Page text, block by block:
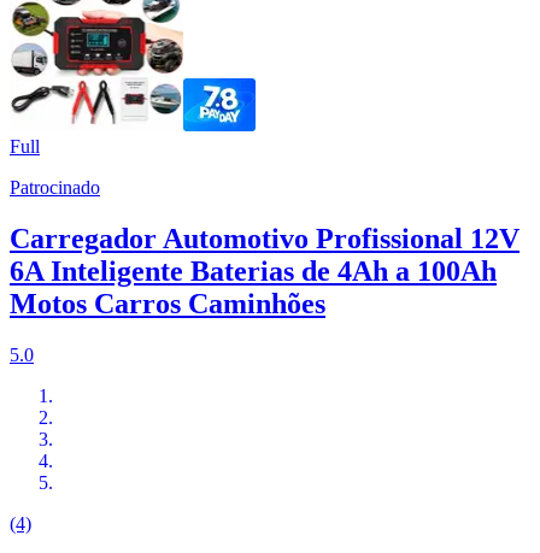
Full
Patrocinado
Carregador Automotivo Profissional 12V
6A Inteligente Baterias de 4Ah a 100Ah
Motos Carros Caminhões
5.0
(4)